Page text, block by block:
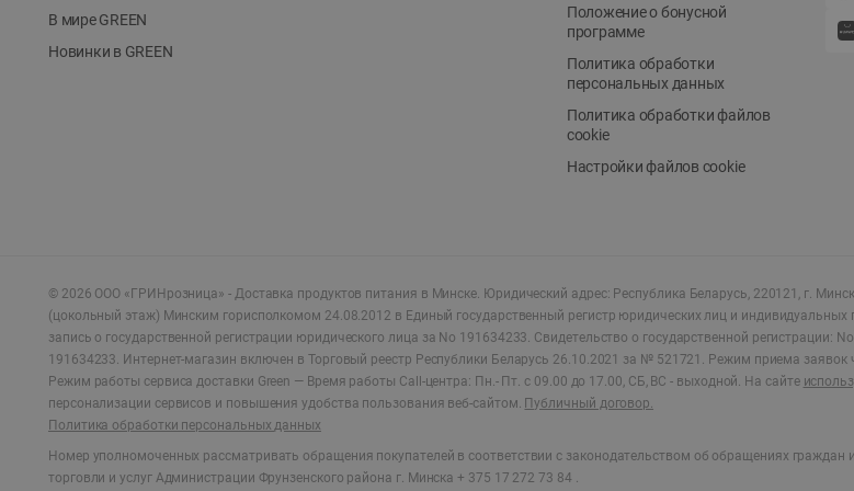
В мире GREEN
Новинки в GREEN
Положение о бонусной
программе
Политика обработки
персональных данных
Политика обработки файлов
cookie
Настройки файлов cookie
© 2026 ООО «ГРИНрозница» - Доставка продуктов питания в Минске. Юридический адрес: Республика Беларусь, 220121, г.
(цокольный этаж) Минским горисполкомом 24.08.2012 в Единый государственный регистр юридических лиц и индивидуальных
запись о государственной регистрации юридического лица за No 191634233. Свидетельство о государственной регистрации:
191634233. Интернет-магазин включен в Торговый реестр Республики Беларусь 26.10.2021 за № 521721. Режим приема заявок
Режим работы сервиса доставки Green — Время работы Call-центра: Пн.- Пт. с 09.00 до 17.00, СБ, ВС - выходной. На сайте
персонализации сервисов и повышения удобства пользования веб-сайтом. Публичный договор.
Политика обработки персональных данных
Номер уполномоченных рассматривать обращения покупателей в соответствии с законодательством об обращениях граждан
торговли и услуг Администрации Фрунзенского района г. Минска + 375 17 272 73 84 .